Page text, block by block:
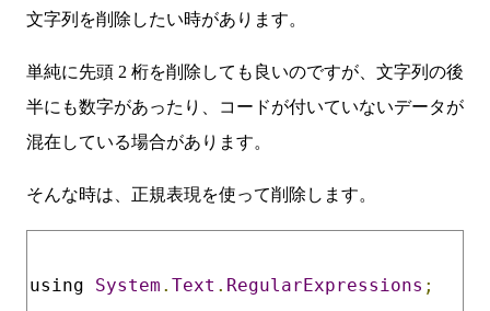
文字列を削除したい時があります。
単純に先頭 2 桁を削除しても良いのですが、文字列の後
半にも数字があったり、コードが付いていないデータが
混在している場合があります。
そんな時は、正規表現を使って削除します。
using System . Text . RegularExpressions ;